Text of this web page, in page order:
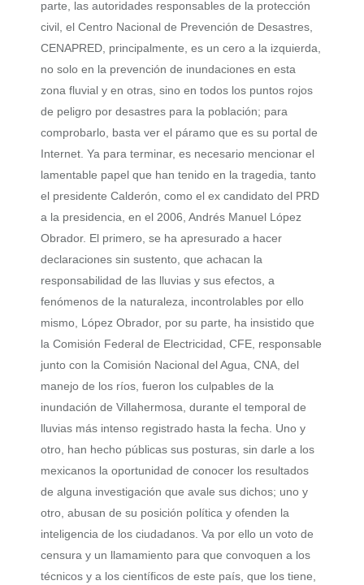
parte, las autoridades responsables de la protección
civil, el Centro Nacional de Prevención de Desastres,
CENAPRED, principalmente, es un cero a la izquierda,
no solo en la prevención de inundaciones en esta
zona fluvial y en otras, sino en todos los puntos rojos
de peligro por desastres para la población; para
comprobarlo, basta ver el páramo que es su portal de
Internet. Ya para terminar, es necesario mencionar el
lamentable papel que han tenido en la tragedia, tanto
el presidente Calderón, como el ex candidato del PRD
a la presidencia, en el 2006, Andrés Manuel López
Obrador. El primero, se ha apresurado a hacer
declaraciones sin sustento, que achacan la
responsabilidad de las lluvias y sus efectos, a
fenómenos de la naturaleza, incontrolables por ello
mismo, López Obrador, por su parte, ha insistido que
la Comisión Federal de Electricidad, CFE, responsable
junto con la Comisión Nacional del Agua, CNA, del
manejo de los ríos, fueron los culpables de la
inundación de Villahermosa, durante el temporal de
lluvias más intenso registrado hasta la fecha. Uno y
otro, han hecho públicas sus posturas, sin darle a los
mexicanos la oportunidad de conocer los resultados
de alguna investigación que avale sus dichos; uno y
otro, abusan de su posición política y ofenden la
inteligencia de los ciudadanos. Va por ello un voto de
censura y un llamamiento para que convoquen a los
técnicos y a los científicos de este país, que los tiene,